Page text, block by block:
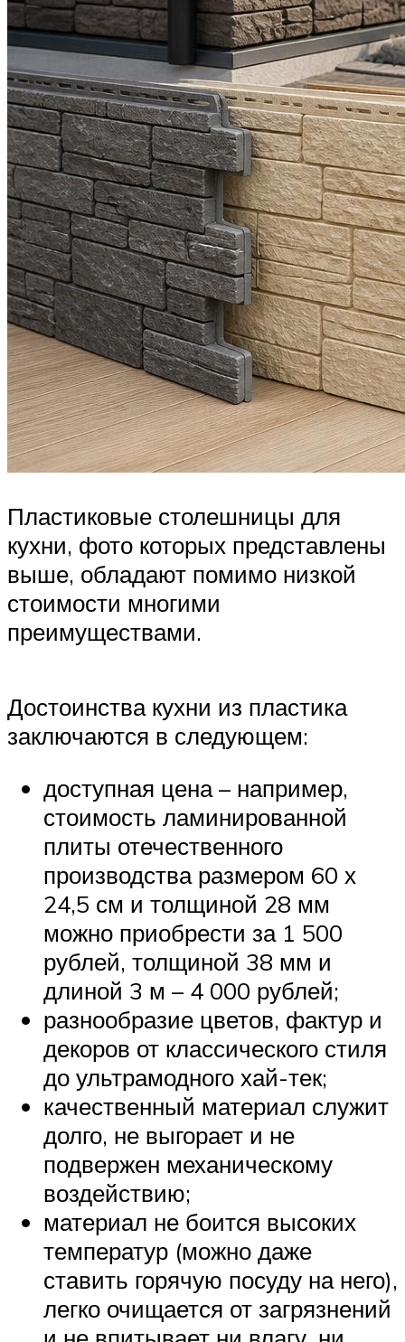
Пластиковые столешницы для
кухни, фото которых представлены
выше, обладают помимо низкой
стоимости многими
преимуществами.
Достоинства кухни из пластика
заключаются в следующем:
доступная цена – например,
стоимость ламинированной
плиты отечественного
производства размером 60 х
24,5 см и толщиной 28 мм
можно приобрести за 1 500
рублей, толщиной 38 мм и
длиной 3 м – 4 000 рублей;
разнообразие цветов, фактур и
декоров от классического стиля
до ультрамодного хай-тек;
качественный материал служит
долго, не выгорает и не
подвержен механическому
воздействию;
материал не боится высоких
температур (можно даже
ставить горячую посуду на него),
легко очищается от загрязнений